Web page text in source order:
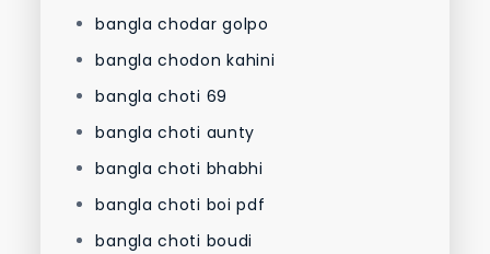
bangla chodar golpo
bangla chodon kahini
bangla choti 69
bangla choti aunty
bangla choti bhabhi
bangla choti boi pdf
bangla choti boudi